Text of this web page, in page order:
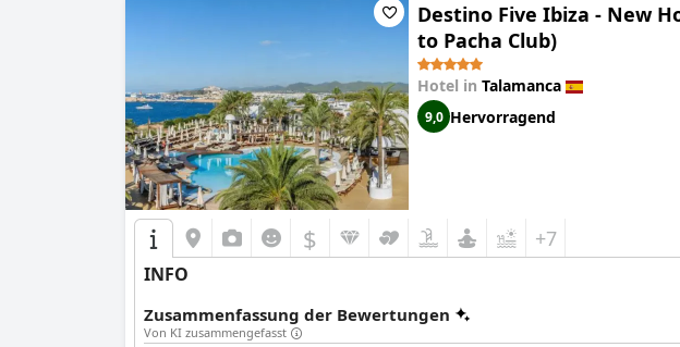
Destino Five Ibiza - New
to Pacha Club)
Hotel in Talamanca
9,0 Hervorragend
$ +7
INFO
Zusammenfassung der Bewertungen
Von KI zusammengefasst